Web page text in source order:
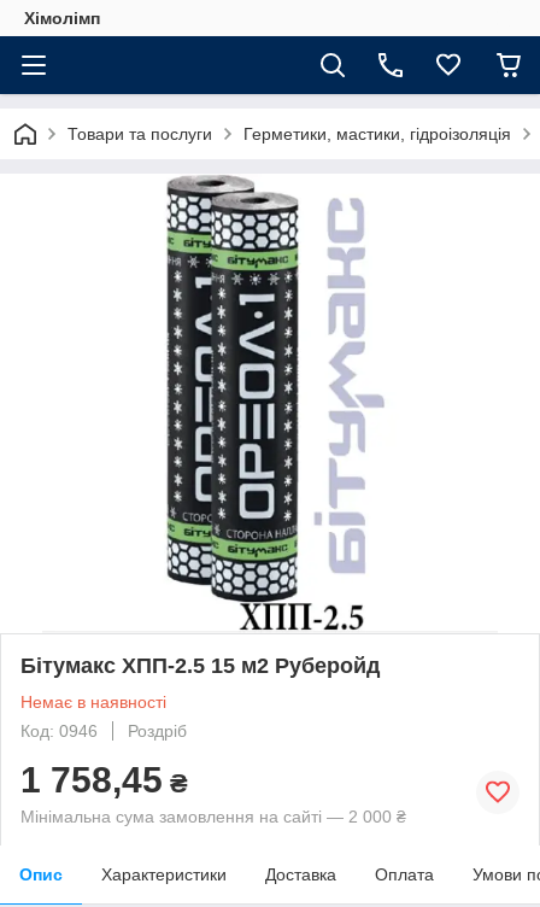
Хімолімп
Товари та послуги Герметики, мастики, гідроізоляція
Бітумакс ХПП-2.5 15 м2 Руберойд
Немає в наявності
Код: 0946
Роздріб
1 758,45 ₴
Мінімальна сума замовлення на сайті — 2 000 ₴
Опис Характеристики Доставка Оплата Умови